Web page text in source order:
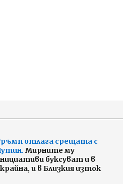
отлага срещата с
Mирните му
буксуват и в
и в Близкия изток